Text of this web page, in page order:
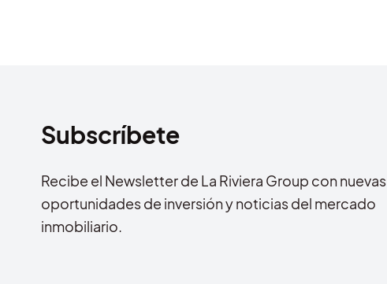
Subscríbete
Recibe el Newsletter de La Riviera Group con nuevas
oportunidades de inversión y noticias del mercado
inmobiliario.